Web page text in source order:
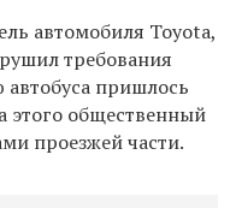
автомобиля Toyota,
требования
пришлось
этого общественный
проезжей части.